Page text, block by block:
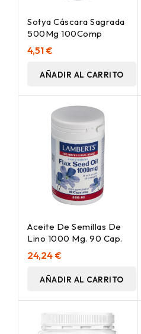
Sotya Cáscara Sagrada
500Mg 100Comp
4,51 €
AÑADIR AL CARRITO
Aceite De Semillas De
Lino 1000 Mg. 90 Cap.
24,24 €
AÑADIR AL CARRITO